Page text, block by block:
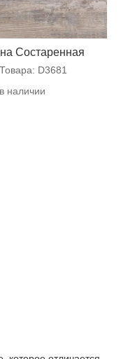
Состаренная
D3681
наличии